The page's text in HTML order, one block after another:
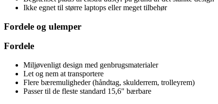
Ikke egnet til større laptops eller meget tilbehør
Fordele og ulemper
Fordele
Miljøvenligt design med genbrugsmaterialer
Let og nem at transportere
Flere bæremuligheder (håndtag, skulderrem, trolleyrem)
Passer til de fleste standard 15,6" bærbare